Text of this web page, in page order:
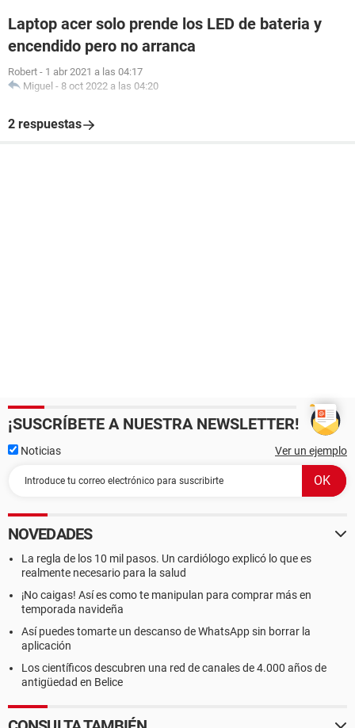
Laptop acer solo prende los LED de bateria y
encendido pero no arranca
Robert - 1 abr 2021 a las 04:17
Miguel - 8 oct 2022 a las 04:20
2 respuestas
¡SUSCRÍBETE A NUESTRA NEWSLETTER!
Noticias Ver un ejemplo
NOVEDADES
La regla de los 10 mil pasos. Un cardiólogo explicó lo que es
realmente necesario para la salud
¡No caigas! Así es como te manipulan para comprar más en
temporada navideña
Así puedes tomarte un descanso de WhatsApp sin borrar la
aplicación
Los científicos descubren una red de canales de 4.000 años de
antigüedad en Belice